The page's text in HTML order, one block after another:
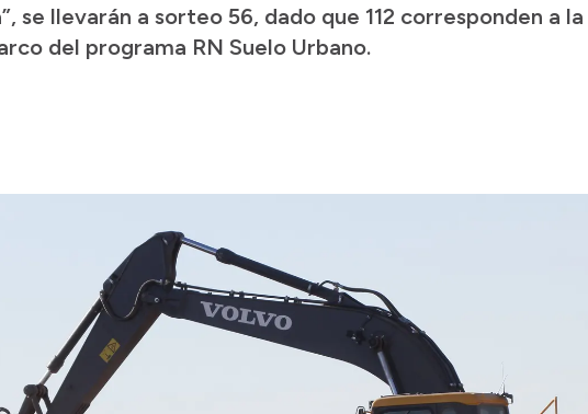
se llevarán a sorteo 56, dado que 112 corresponden a
del programa RN Suelo Urbano.